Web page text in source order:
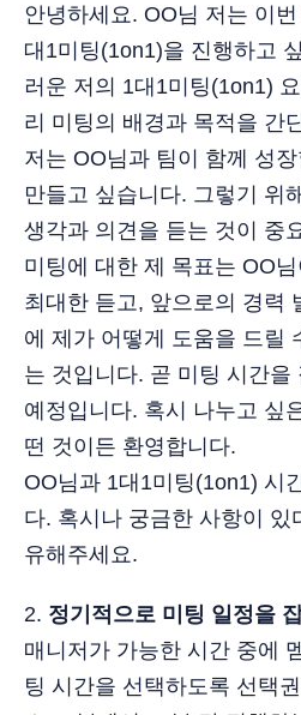
안녕하세요. OO님 저는 이
대1미팅(1on1)을 진행하고
러운 저의 1대1미팅(1on1)
리 미팅의 배경과 목적을 간
저는 OO님과 팀이 함께 성
만들고 싶습니다. 그렇기 위
생각과 의견을 듣는 것이 중
미팅에 대한 제 목표는 OO
최대한 듣고, 앞으로의 경력
에 제가 어떻게 도움을 드릴
는 것입니다. 곧 미팅 시간을
예정입니다. 혹시 나누고 싶
떤 것이든 환영합니다.
OO님과 1대1미팅(1on1) 시
다. 혹시나 궁금한 사항이 있
유해주세요.
2. 정기적으로 미팅 일정을
매니저가 가능한 시간 중에
팅 시간을 선택하도록 선택